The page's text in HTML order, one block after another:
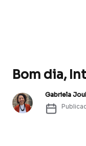
Bom dia,
Gabriela